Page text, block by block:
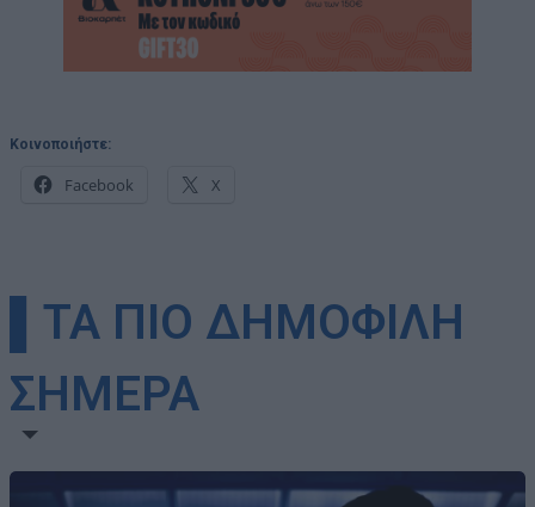
Κοινοποιήστε:
Facebook X
▌ΤΑ ΠΙΟ ΔΗΜΟΦΙΛΗ
ΣΗΜΕΡΑ